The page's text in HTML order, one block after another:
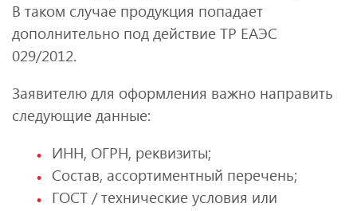
В таком случае продукция попадает
дополнительно под действие ТР ЕАЭС
029/2012.
Заявителю для оформления важно направить
следующие данные:
ИНН, ОГРН, реквизиты;
Состав, ассортиментный перечень;
ГОСТ / технические условия или